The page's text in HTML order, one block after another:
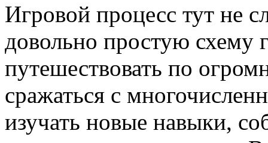
Игровой процесс тут не
довольно простую схему
путешествовать по
сражаться с
изучать новые навыки,